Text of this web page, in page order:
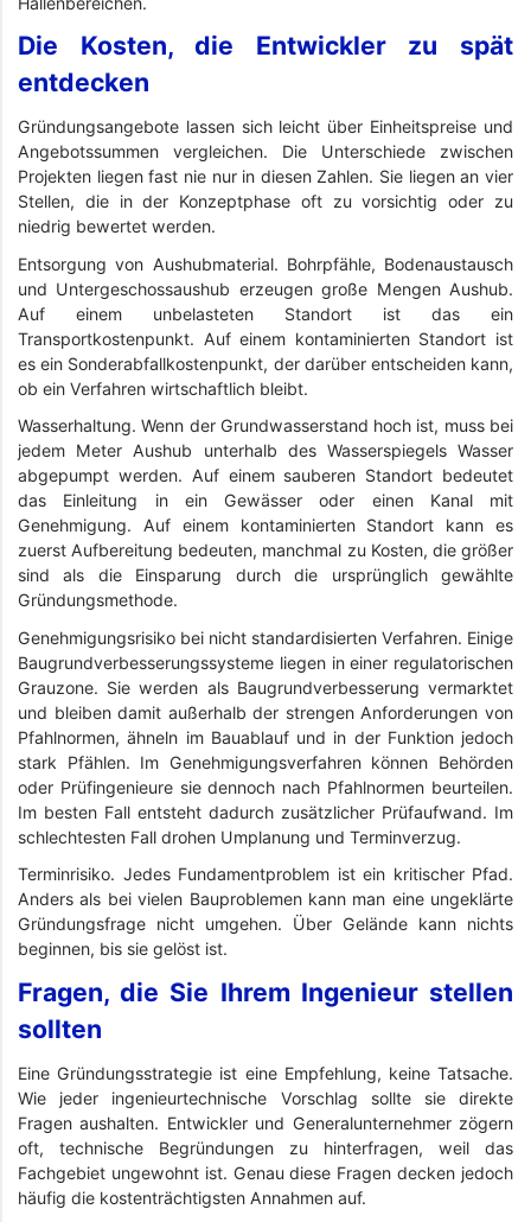
Die Kosten, die Entwickler zu spät
entdecken
Gründungsangebote lassen sich leicht über Einheitspreise und
Angebotssummen vergleichen. Die Unterschiede zwischen
Projekten liegen fast nie nur in diesen Zahlen. Sie liegen an vier
Stellen, die in der Konzeptphase oft zu vorsichtig oder zu
niedrig bewertet werden.
Entsorgung von Aushubmaterial. Bohrpfähle, Bodenaustausch
und Untergeschossaushub erzeugen große Mengen Aushub.
Auf einem unbelasteten Standort ist das ein
Transportkostenpunkt. Auf einem kontaminierten Standort ist
es ein Sonderabfallkostenpunkt, der darüber entscheiden kann,
ob ein Verfahren wirtschaftlich bleibt.
Wasserhaltung. Wenn der Grundwasserstand hoch ist, muss bei
jedem Meter Aushub unterhalb des Wasserspiegels Wasser
abgepumpt werden. Auf einem sauberen Standort bedeutet
das Einleitung in ein Gewässer oder einen Kanal mit
Genehmigung. Auf einem kontaminierten Standort kann es
zuerst Aufbereitung bedeuten, manchmal zu Kosten, die größer
sind als die Einsparung durch die ursprünglich gewählte
Gründungsmethode.
Genehmigungsrisiko bei nicht standardisierten Verfahren. Einige
Baugrundverbesserungssysteme liegen in einer regulatorischen
Grauzone. Sie werden als Baugrundverbesserung vermarktet
und bleiben damit außerhalb der strengen Anforderungen von
Pfahlnormen, ähneln im Bauablauf und in der Funktion jedoch
stark Pfählen. Im Genehmigungsverfahren können Behörden
oder Prüfingenieure sie dennoch nach Pfahlnormen beurteilen.
Im besten Fall entsteht dadurch zusätzlicher Prüfaufwand. Im
schlechtesten Fall drohen Umplanung und Terminverzug.
Terminrisiko. Jedes Fundamentproblem ist ein kritischer Pfad.
Anders als bei vielen Bauproblemen kann man eine ungeklärte
Gründungsfrage nicht umgehen. Über Gelände kann nichts
beginnen, bis sie gelöst ist.
Fragen, die Sie Ihrem Ingenieur stellen
sollten
Eine Gründungsstrategie ist eine Empfehlung, keine Tatsache.
Wie jeder ingenieurtechnische Vorschlag sollte sie direkte
Fragen aushalten. Entwickler und Generalunternehmer zögern
oft, technische Begründungen zu hinterfragen, weil das
Fachgebiet ungewohnt ist. Genau diese Fragen decken jedoch
häufig die kostenträchtigsten Annahmen auf.